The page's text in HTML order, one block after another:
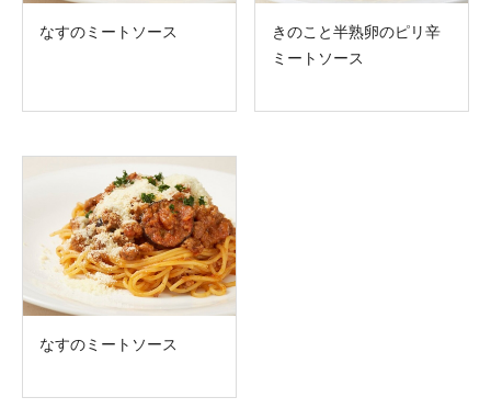
なすのミートソース
きのこと半熟卵のピリ辛
ミートソース
なすのミートソース